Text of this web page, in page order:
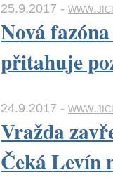
25.9.2017 -
Nová
přitahuje
24.9.2017 -
Vražda
Čeká Levín